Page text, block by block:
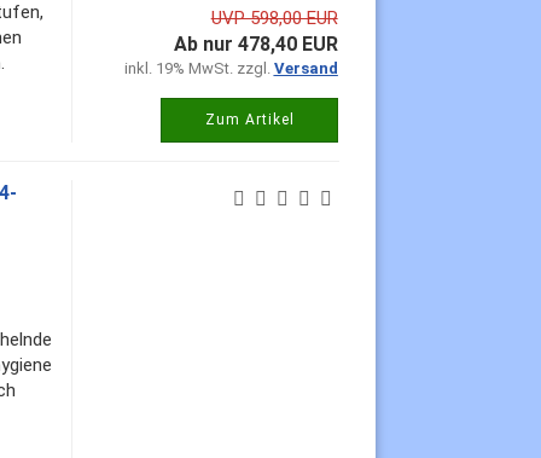
UVP 598,00 EUR
Ab nur 478,40 EUR
inkl. 19% MwSt. zzgl. Versand
Zum Artikel